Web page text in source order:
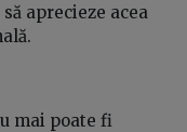
aprecieze acea
mai poate fi